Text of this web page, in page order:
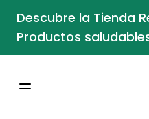
Descubre la Tienda
Productos